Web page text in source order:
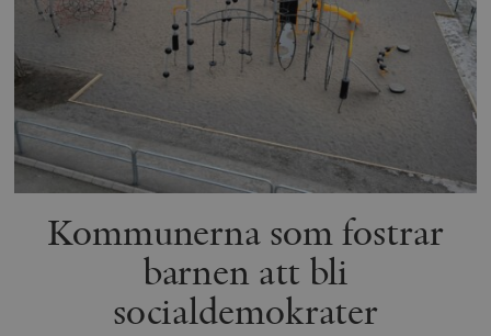
Kommunerna som fostrar
barnen att bli
socialdemokrater